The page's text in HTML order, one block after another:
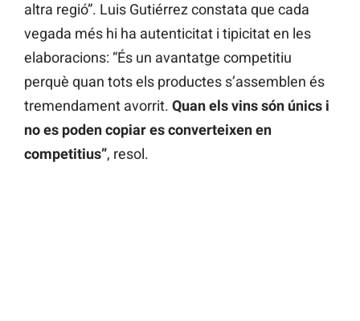
altra regió”. Luis Gutiérrez constata que cada
vegada més hi ha autenticitat i tipicitat en les
elaboracions: “És un avantatge competitiu
perquè quan tots els productes s’assemblen és
tremendament avorrit. Quan els vins són únics i
no es poden copiar es converteixen en
competitius”, resol.